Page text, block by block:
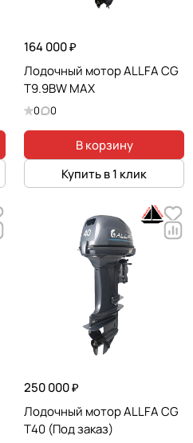
164 000 ₽
Лодочный мотор ALLFA CG
T9.9BW MAX
0 0
В корзину
Купить в 1 клик
250 000 ₽
Лодочный мотор ALLFA CG
T40 (Под заказ)